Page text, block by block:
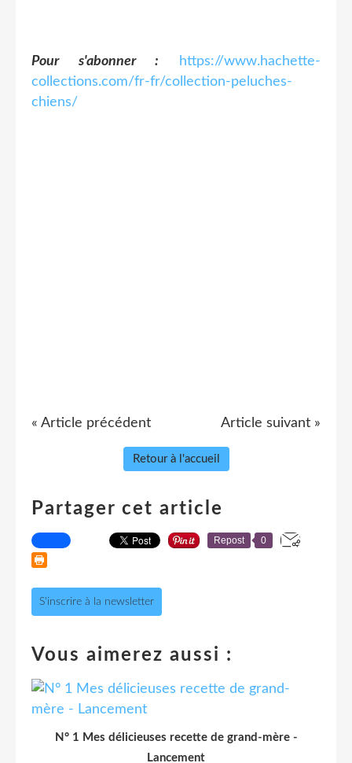
Pour s'abonner :
https://www.hachette-
collections.com/fr-fr/collection-peluches-
chiens/
« Article précédent Article suivant »
Retour à l'accueil
Partager cet article
Repost 0
S'inscrire à la newsletter
Vous aimerez aussi :
N° 1 Mes délicieuses recette de grand-mère -
Lancement